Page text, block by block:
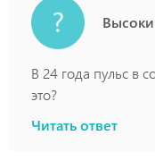
В 24 года пульс в
это?
Читать ответ